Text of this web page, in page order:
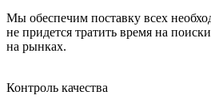
Мы обеспечим поставку всех
не придется тратить время на
на рынках.
Контроль качества